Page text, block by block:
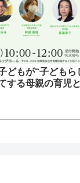
どもが“子どもら
する母親の育児